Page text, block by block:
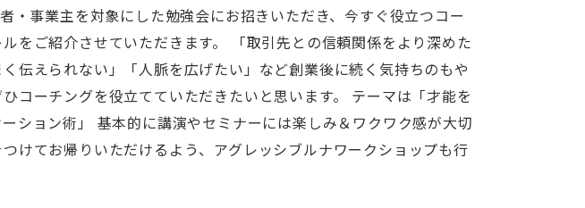
・事業主を対象にした勉強会にお招きいただき、今すぐ役立つコー
をご紹介させていただきます。 「取引先との信頼関係をより深めた
伝えられない」「人脈を広げたい」など創業後に続く気持ちのもや
コーチングを役立てていただきたいと思います。 テーマは「才能を
ション術」 基本的に講演やセミナーには楽しみ＆ワクワク感が大切
けてお帰りいただけるよう、アグレッシブルナワークショップも行